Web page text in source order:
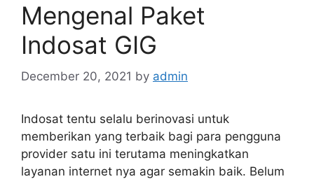
Mengenal Paket
Indosat GIG
December 20, 2021 by admin
Indosat tentu selalu berinovasi untuk
memberikan yang terbaik bagi para pengguna
provider satu ini terutama meningkatkan
layanan internet nya agar semakin baik. Belum